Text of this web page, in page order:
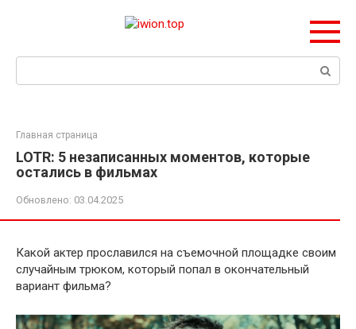
Главная страница
LOTR: 5 незаписанных моментов, которые
остались в фильмах
Обновлено: 03.04.2025
Какой актер прославился на съемочной площадке своим
случайным трюком, который попал в окончательный
вариант фильма?